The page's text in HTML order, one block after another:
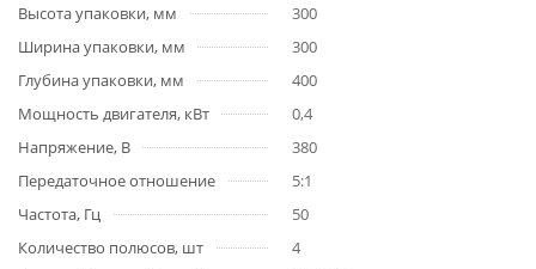
Высота упаковки, мм
300
Ширина упаковки, мм
300
Глубина упаковки, мм
400
Мощность двигателя, кВт
0,4
Напряжение, В
380
Передаточное отношение
5:1
Частота, Гц
50
Количество полюсов, шт
4